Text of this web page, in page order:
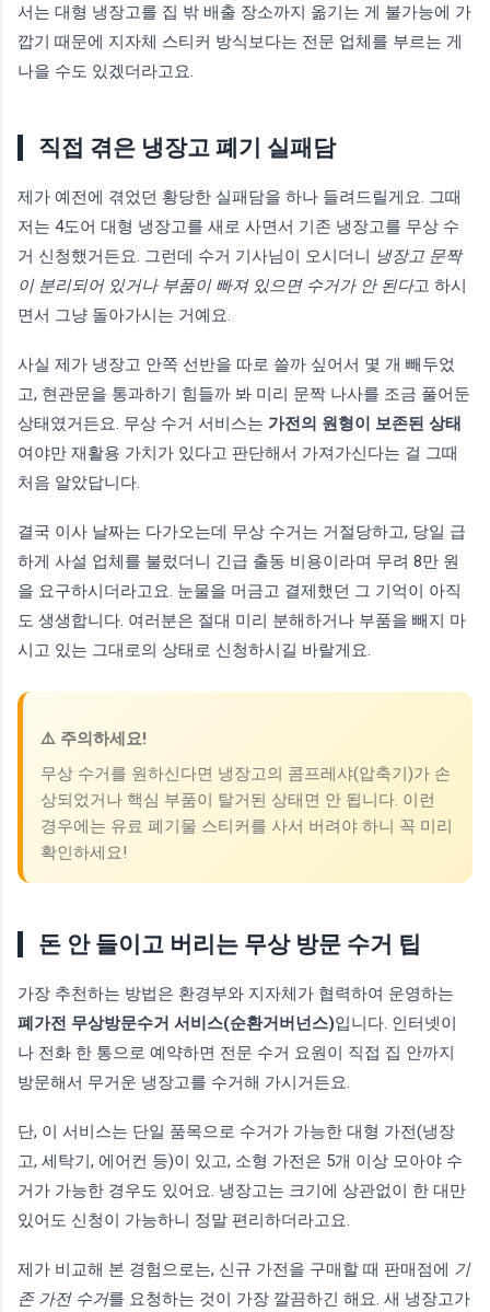
서는 대형 냉장고를 집 밖 배출 장소까지 옮기는 게 불가능에 가
깝기 때문에 지자체 스티커 방식보다는 전문 업체를 부르는 게
나을 수도 있겠더라고요.
직접 겪은 냉장고 폐기 실패담
제가 예전에 겪었던 황당한 실패담을 하나 들려드릴게요. 그때
저는 4도어 대형 냉장고를 새로 사면서 기존 냉장고를 무상 수
거 신청했거든요. 그런데 수거 기사님이 오시더니 냉장고 문짝
이 분리되어 있거나 부품이 빠져 있으면 수거가 안 된다고 하시
면서 그냥 돌아가시는 거예요.
사실 제가 냉장고 안쪽 선반을 따로 쓸까 싶어서 몇 개 빼두었
고, 현관문을 통과하기 힘들까 봐 미리 문짝 나사를 조금 풀어둔
상태였거든요. 무상 수거 서비스는 가전의 원형이 보존된 상태
여야만 재활용 가치가 있다고 판단해서 가져가신다는 걸 그때
처음 알았답니다.
결국 이사 날짜는 다가오는데 무상 수거는 거절당하고, 당일 급
하게 사설 업체를 불렀더니 긴급 출동 비용이라며 무려 8만 원
을 요구하시더라고요. 눈물을 머금고 결제했던 그 기억이 아직
도 생생합니다. 여러분은 절대 미리 분해하거나 부품을 빼지 마
시고 있는 그대로의 상태로 신청하시길 바랄게요.
⚠️ 주의하세요!
무상 수거를 원하신다면 냉장고의 콤프레샤(압축기)가 손
상되었거나 핵심 부품이 탈거된 상태면 안 됩니다. 이런
경우에는 유료 폐기물 스티커를 사서 버려야 하니 꼭 미리
확인하세요!
돈 안 들이고 버리는 무상 방문 수거 팁
가장 추천하는 방법은 환경부와 지자체가 협력하여 운영하는
폐가전 무상방문수거 서비스(순환거버넌스)입니다. 인터넷이
나 전화 한 통으로 예약하면 전문 수거 요원이 직접 집 안까지
방문해서 무거운 냉장고를 수거해 가시거든요.
단, 이 서비스는 단일 품목으로 수거가 가능한 대형 가전(냉장
고, 세탁기, 에어컨 등)이 있고, 소형 가전은 5개 이상 모아야 수
거가 가능한 경우도 있어요. 냉장고는 크기에 상관없이 한 대만
있어도 신청이 가능하니 정말 편리하더라고요.
제가 비교해 본 경험으로는, 신규 가전을 구매할 때 판매점에 기
존 가전 수거를 요청하는 것이 가장 깔끔하긴 해요. 새 냉장고가